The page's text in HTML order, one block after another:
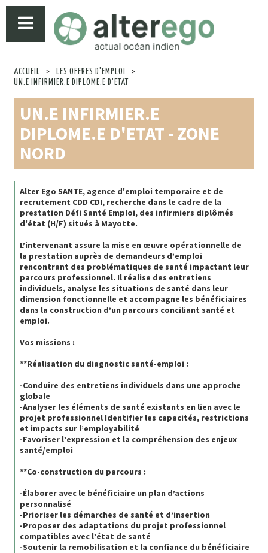
ACCUEIL > LES OFFRES D'EMPLOI
>
UN.E INFIRMIER.E DIPLOME.E D'ETAT
UN.E INFIRMIER.E
DIPLOME.E D'ETAT - ZONE
NORD
Alter Ego SANTE, agence d'emploi temporaire et de
recrutement CDD CDI, recherche dans le cadre de la
prestation Défi Santé Emploi, des infirmiers diplômés
d'état (H/F) situés à Mayotte.
L’intervenant assure la mise en œuvre opérationnelle de
la prestation auprès de demandeurs d’emploi
rencontrant des problématiques de santé impactant leur
parcours professionnel. Il réalise des entretiens
individuels, analyse les situations de santé dans leur
dimension fonctionnelle et accompagne les bénéficiaires
dans la construction d’un parcours conciliant santé et
emploi.
Vos missions :
**Réalisation du diagnostic santé-emploi :
-Conduire des entretiens individuels dans une approche
globale
-Analyser les éléments de santé existants en lien avec le
projet professionnel Identifier les capacités, restrictions
et impacts sur l’employabilité
-Favoriser l’expression et la compréhension des enjeux
santé/emploi
**Co-construction du parcours :
-Élaborer avec le bénéficiaire un plan d’actions
personnalisé
-Prioriser les démarches de santé et d’insertion
-Proposer des adaptations du projet professionnel
compatibles avec l’état de santé
-Soutenir la remobilisation et la confiance du bénéficiaire